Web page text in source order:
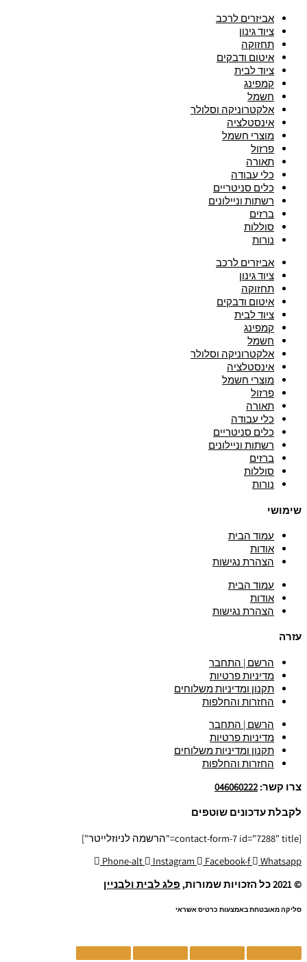
אביזרים לרכב
ציוד גינון
תחזוקה
איטום ודבקים
ציוד לבית
קמפינג
חשמל
אלקטרוניקה וסלולר
אינסטלציה
מוצרי חשמל
פרזול
תאורה
כלי עבודה
כלים סניטריים
רשתות וניילונים
ברזים
סוללות
נורות
אביזרים לרכב
ציוד גינון
תחזוקה
איטום ודבקים
ציוד לבית
קמפינג
חשמל
אלקטרוניקה וסלולר
אינסטלציה
מוצרי חשמל
פרזול
תאורה
כלי עבודה
כלים סניטריים
רשתות וניילונים
ברזים
סוללות
נורות
שימושי
עמוד הבית
אודות
הצהרת נגישות
עמוד הבית
אודות
הצהרת נגישות
עזרה
הרשם | התחבר
מדיניות פרטיות
תקנון ומדיניות משלוחים
החזרות והחלפות
הרשם | התחבר
מדיניות פרטיות
תקנון ומדיניות משלוחים
החזרות והחלפות
צרו קשר: 046060222
לקבלת עדכונים שוטפים
[contact-form-7 id="7288" title="הרשמה לניוזלייטר"]
Phone-alt
Instagram Facebook-f
Whatsapp
© 2021 כל הזכויות שמורות,
פלג לבית ולבניין
סליקה מאובטחת באמצעות כרטיס אשראי